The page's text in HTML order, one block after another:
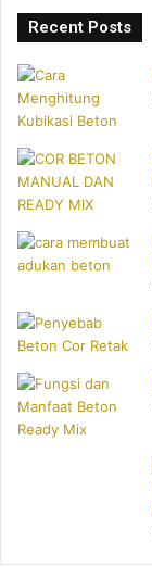
Recent Posts